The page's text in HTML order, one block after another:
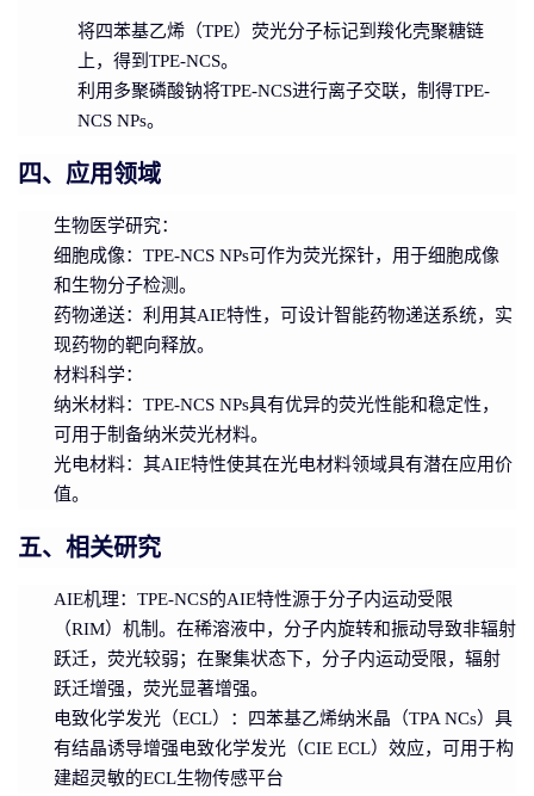
将四苯基乙烯（TPE）荧光分子标记到羧化壳聚糖链
上，得到TPE-NCS。
利用多聚磷酸钠将TPE-NCS进行离子交联，制得TPE-
NCS NPs。
四、应用领域
生物医学研究：
细胞成像：TPE-NCS NPs可作为荧光探针，用于细胞成像
和生物分子检测。
药物递送：利用其AIE特性，可设计智能药物递送系统，实
现药物的靶向释放。
材料科学：
纳米材料：TPE-NCS NPs具有优异的荧光性能和稳定性，
可用于制备纳米荧光材料。
光电材料：其AIE特性使其在光电材料领域具有潜在应用价
值。
五、相关研究
AIE机理：TPE-NCS的AIE特性源于分子内运动受限
（RIM）机制。在稀溶液中，分子内旋转和振动导致非辐射
跃迁，荧光较弱；在聚集状态下，分子内运动受限，辐射
跃迁增强，荧光显著增强。
电致化学发光（ECL）
：四苯基乙烯纳米晶（TPA NCs）具
有结晶诱导增强电致化学发光（CIE ECL）效应，可用于构
建超灵敏的ECL生物传感平台